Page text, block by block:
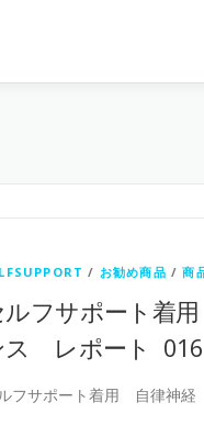
/ お勧め商品 /商
ルフサポート着
ス レポート 016
フサポート着用 自律神